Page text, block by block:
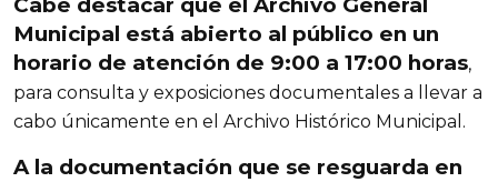
Cabe destacar que el Archivo General
Municipal está abierto al público en un
horario de atención de 9:00 a 17:00 horas,
para consulta y exposiciones documentales a llevar a
cabo únicamente en el Archivo Histórico Municipal.
A la documentación que se resguarda en